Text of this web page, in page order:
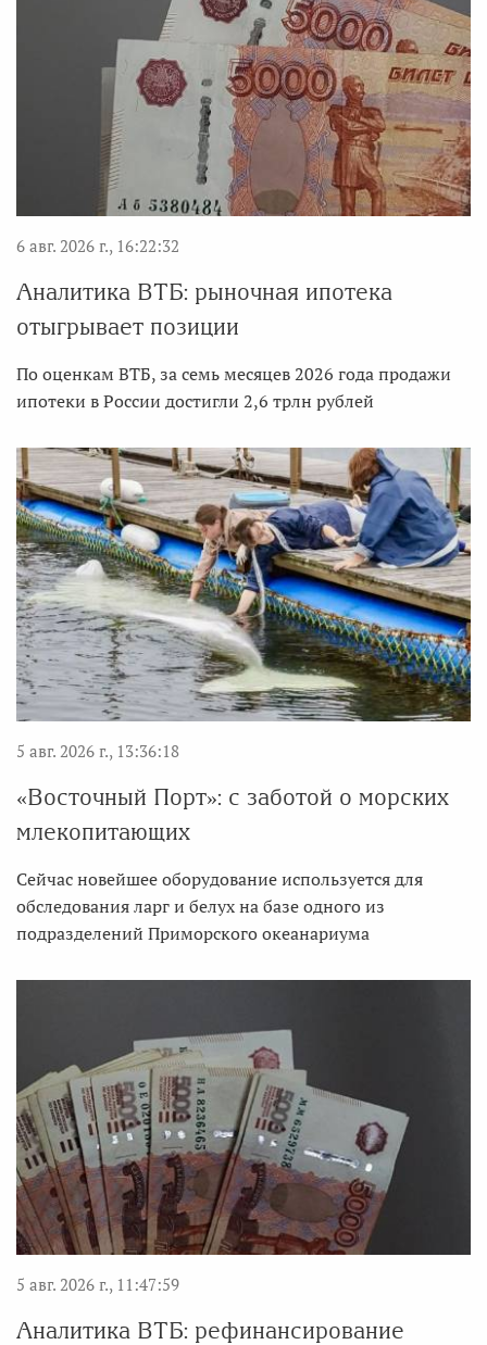
6 авг. 2026 г., 16:22:32
Аналитика ВТБ: рыночная ипотека
отыгрывает позиции
По оценкам ВТБ, за семь месяцев 2026 года продажи
ипотеки в России достигли 2,6 трлн рублей
5 авг. 2026 г., 13:36:18
«Восточный Порт»: с заботой о морских
млекопитающих
Сейчас новейшее оборудование используется для
обследования ларг и белух на базе одного из
подразделений Приморского океанариума
5 авг. 2026 г., 11:47:59
Аналитика ВТБ: рефинансирование